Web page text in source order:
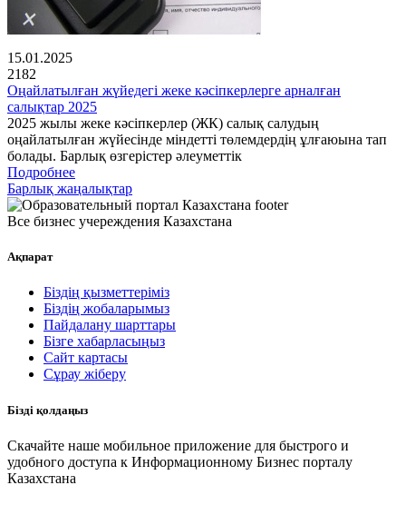
15.01.2025
2182
Оңайлатылған жүйедегі жеке кәсіпкерлерге арналған
салықтар 2025
2025 жылы жеке кәсіпкерлер (ЖК) салық салудың
оңайлатылған жүйесінде міндетті төлемдердің ұлғаюына тап
болады. Барлық өзгерістер әлеуметтік
Подробнее
Барлық жаңалықтар
Все бизнес учереждения Казахстана
Ақпарат
Біздің қызметтеріміз
Біздің жобаларымыз
Пайдалану шарттары
Бізге хабарласыңыз
Сайт картасы
Сұрау жіберу
Бізді қолдаңыз
Скачайте наше мобильное приложение для быстрого и
удобного доступа к Информационному Бизнес порталу
Казахстана